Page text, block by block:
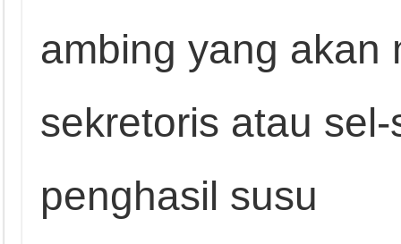
ambing yang akan
sekretoris atau
penghasil susu